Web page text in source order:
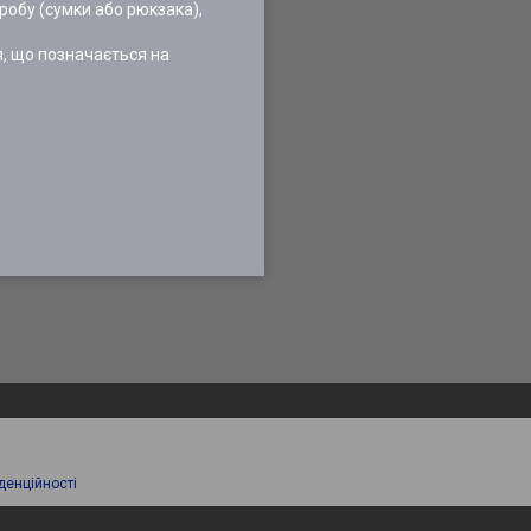
(сумки або рюкзака),
що позначається на